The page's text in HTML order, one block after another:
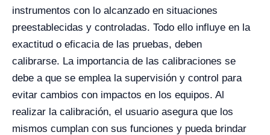
instrumentos con lo alcanzado en situaciones
preestablecidas y controladas. Todo ello influye en la
exactitud o eficacia de las pruebas, deben
calibrarse. La importancia de las calibraciones se
debe a que se emplea la supervisión y control para
evitar cambios con impactos en los equipos. Al
realizar la calibración, el usuario asegura que los
mismos cumplan con sus funciones y pueda brindar